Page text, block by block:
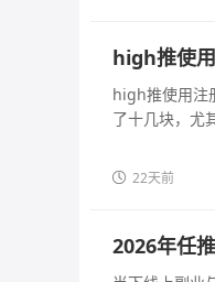
high推使
high推使用注
了十几块，尤
22天前
2026年任